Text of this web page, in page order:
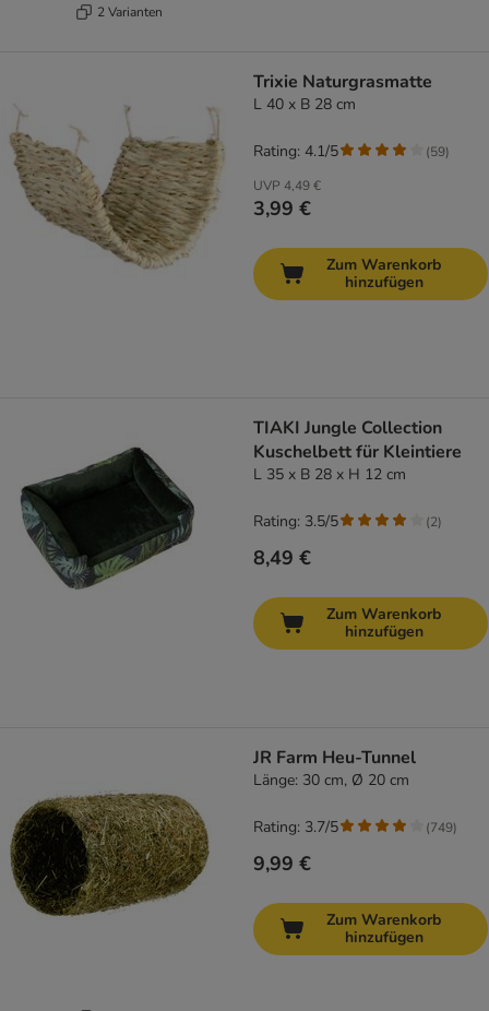
2 Varianten
Trixie Naturgrasmatte
L 40 x B 28 cm
UVP 4,49 €
3,99 €
Rating: 4.1/5 (59)
Zum Warenkorb
hinzufügen
TIAKI Jungle Collection
Kuschelbett für Kleintiere
L 35 x B 28 x H 12 cm
8,49 €
Rating: 3.5/5 (2)
Zum Warenkorb
hinzufügen
JR Farm Heu-Tunnel
Länge: 30 cm, Ø 20 cm
9,99 €
Rating: 3.7/5 (749)
Zum Warenkorb
hinzufügen